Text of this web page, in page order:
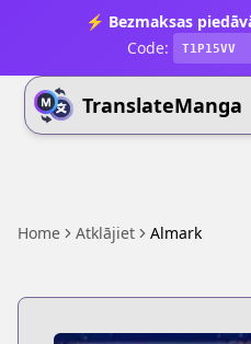
⚡ Bezmaksas
Code:
T1P15VV
TranslateManga
Home Atklājiet Almark